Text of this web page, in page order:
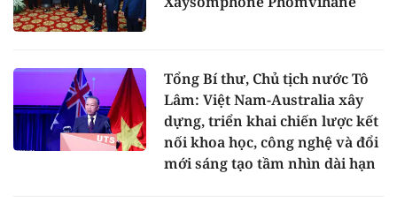
Tổng Bí thư, Chủ tịch nước Tô
Lâm: Việt Nam-Australia xây
dựng, triển khai chiến lược kết
nối khoa học, công nghệ và đổi
mới sáng tạo tầm nhìn dài hạn